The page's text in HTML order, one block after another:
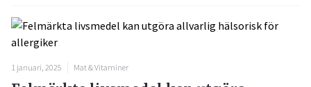
1 januari, 2025 Mat & Vitaminer